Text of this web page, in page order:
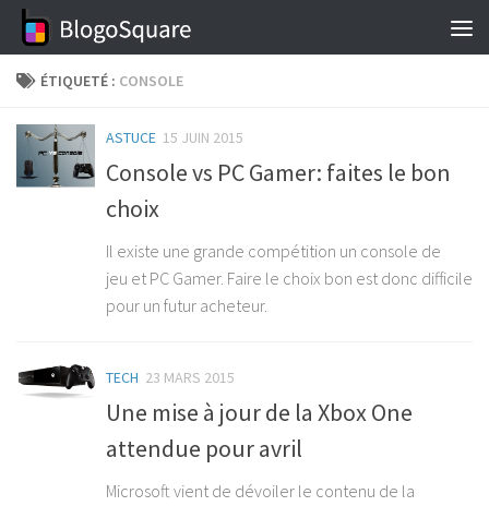
Skip to content
ÉTIQUETÉ : CONSOLE
ASTUCE 15 JUIN 2015
Console vs PC Gamer: faites le bon
choix
Il existe une grande compétition un console de
jeu et PC Gamer. Faire le choix bon est donc difficile
pour un futur acheteur.
TECH 23 MARS 2015
Une mise à jour de la Xbox One
attendue pour avril
Microsoft vient de dévoiler le contenu de la